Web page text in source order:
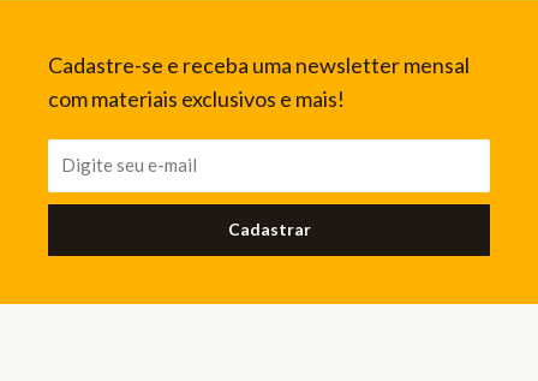
Cadastre-se e receba uma newsletter mensal
com materiais exclusivos e mais!
Cadastrar